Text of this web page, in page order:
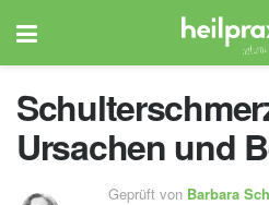
Ursachen und
Geprüft von Barbara